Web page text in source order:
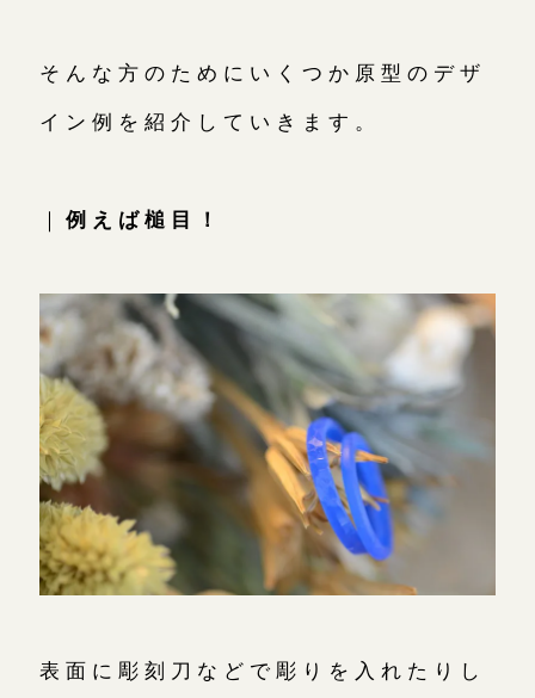
そんな方のためにいくつか原型のデザ
イン例を紹介していきます。
｜ 例えば槌目！
表面に彫刻刀などで彫りを入れたりし